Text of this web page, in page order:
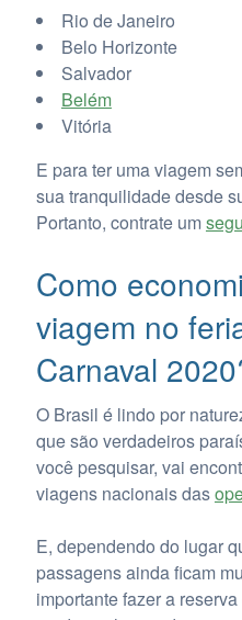
Rio de Janeiro
Belo Horizonte
Salvador
Belém
Vitória
E para ter uma viagem
sua tranquilidade desde
Portanto, contrate um
Como
viagem no
Carnaval
O Brasil é lindo por
que são verdadeiros
você pesquisar, vai
viagens nacionais das
E, dependendo do lugar
passagens ainda ficam
importante fazer a